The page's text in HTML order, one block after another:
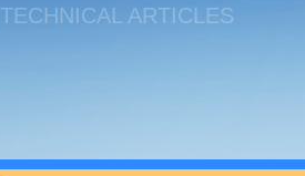
TECHNICAL ARTICLES